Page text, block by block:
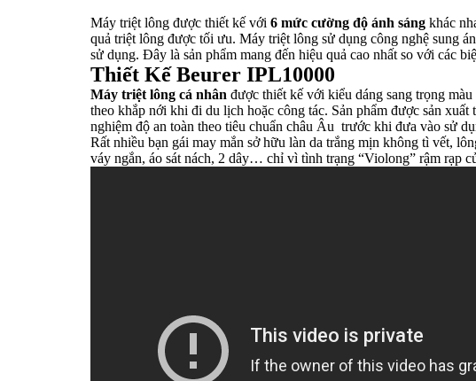
Máy triệt lông được thiết kế với 6 mức cường độ ánh sáng khác
quả triệt lông được tối ưu. Máy triệt lông sử dụng công nghệ sung
sử dụng. Đây là sản phẩm mang đến hiệu quả cao nhất so với các
Thiết Kế Beurer IPL10000
Máy triệt lông cá nhân được thiết kế với kiểu dáng sang trọng
theo khắp nới khi đi du lịch hoặc công tác. Sản phẩm được sản
nghiệm độ an toàn theo tiêu chuẩn châu Âu trước khi đưa vào sử
Rất nhiều bạn gái may mắn sở hữu làn da trắng mịn không tì vết,
váy ngắn, áo sát nách, 2 dây… chỉ vì tình trạng “Violong” rậm rạp